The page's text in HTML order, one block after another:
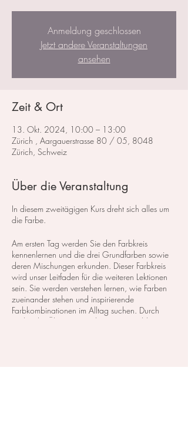
Anmeldung geschlossen
Jetzt andere Veranstaltungen
ansehen
Zeit & Ort
13. Okt. 2024, 10:00 – 13:00
Zürich , Aargauerstrasse 80 / 05, 8048
Zürich, Schweiz
Über die Veranstaltung
In diesem zweitägigen Kurs dreht sich alles um
die Farbe.
Am ersten Tag werden Sie den Farbkreis
kennenlernen und die drei Grundfarben sowie
deren Mischungen erkunden. Dieser Farbkreis
wird unser Leitfaden für die weiteren Lektionen
sein. Sie werden verstehen lernen, wie Farben
zueinander stehen und inspirierende
Farbkombinationen im Alltag suchen. Durch
praktische Übungen analysieren wir Bilder, Fotos